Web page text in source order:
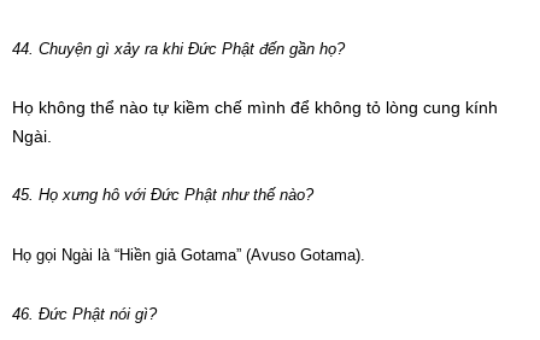
44. Chuyện gì xảy ra khi Đức Phật đến gần họ?
Họ không thể nào tự kiềm chế mình để không tỏ lòng cung kính
Ngài.
45. Họ xưng hô với Đức Phật như thế nào?
Họ gọi Ngài là “Hiền giả Gotama” (Avuso Gotama).
46. Đức Phật nói gì?